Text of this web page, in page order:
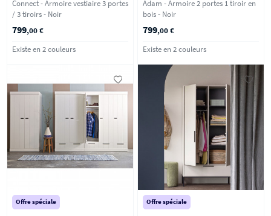
Connect - Armoire vestiaire 3 portes
/ 3 tiroirs - Noir
799,00 €
Existe en 2 couleurs
Adam - Armoire 2 portes 1 tiroir en
bois - Noir
799,00 €
Existe en 2 couleurs
Offre spéciale Offre spéciale